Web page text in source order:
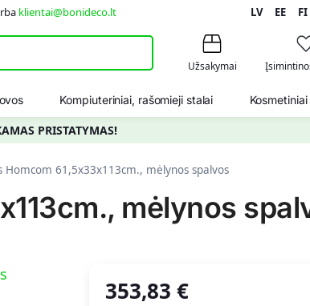
klientai@bonideco.lt LV EE FI
Užsakymai
Kompiuteriniai, rašomieji stalai
PRISTATYMAS!
Homcom 61,5x33x113cm., mėlynos spalvos
mėlynos
353,83€